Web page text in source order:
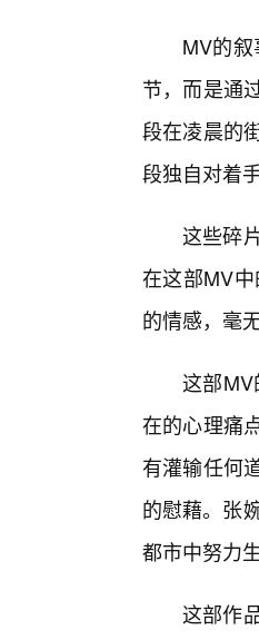
MV的
节，而是通
段在凌晨的
段独自对着
这些碎
在这部MV
的情感，毫
这部
在的心理痛
有灌输任何
的慰藉。张
都市中努力
这部作